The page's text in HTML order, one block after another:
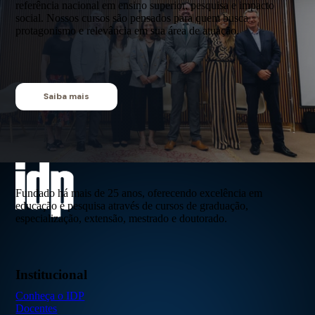
referência nacional em ensino superior, pesquisa e impacto
social. Nossos cursos são pensados para quem busca
protagonismo e relevância em sua área de atuação.
Saiba mais
Fundado há mais de 25 anos, oferecendo excelência em
educação e pesquisa através de cursos de graduação,
especialização, extensão, mestrado e doutorado.
Institucional
Conheça o IDP
Docentes